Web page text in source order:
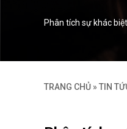
Phân tích sự khác
TRANG CHỦ » TIN